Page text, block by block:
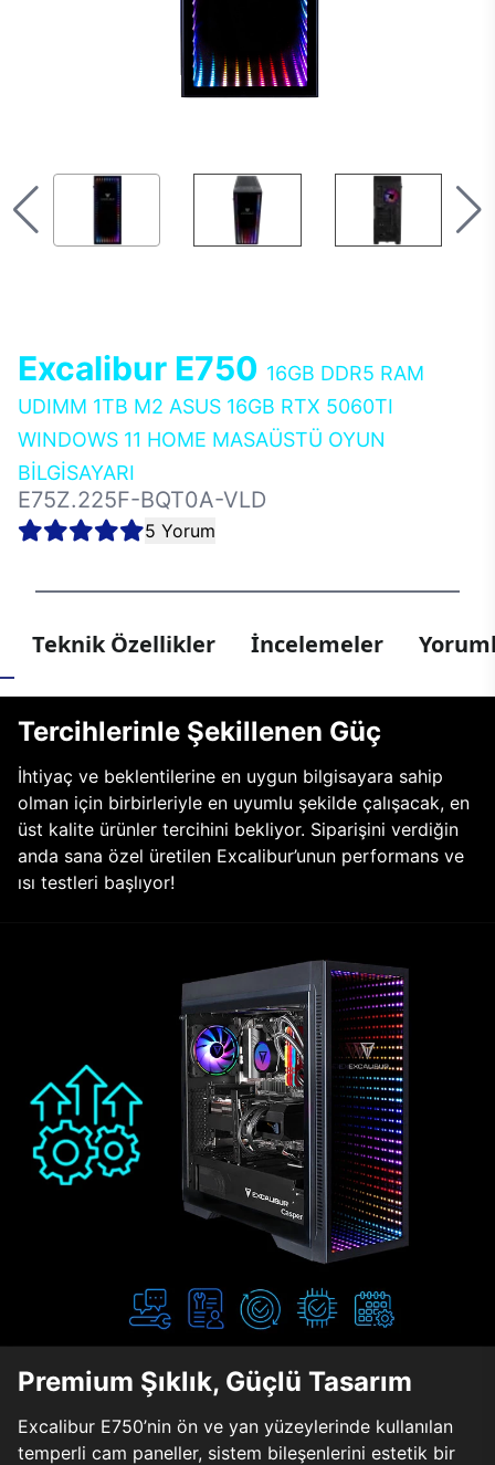
Excalibur E750 16GB DDR5 RAM
UDIMM 1TB M2 ASUS 16GB RTX 5060TI
WINDOWS 11 HOME MASAÜSTÜ OYUN
BİLGİSAYARI
E75Z.225F-BQT0A-VLD
5 Yorum
Teknik Özellikler İncelemeler
Tercihlerinle Şekillenen Güç
İhtiyaç ve beklentilerine en uygun bilgisayara sahip
olman için birbirleriyle en uyumlu şekilde çalışacak, en
üst kalite ürünler tercihini bekliyor. Siparişini verdiğin
anda sana özel üretilen Excalibur’unun performans ve
ısı testleri başlıyor!
Premium Şıklık, Güçlü Tasarım
Excalibur E750’nin ön ve yan yüzeylerinde kullanılan
temperli cam paneller, sistem bileşenlerini estetik bir